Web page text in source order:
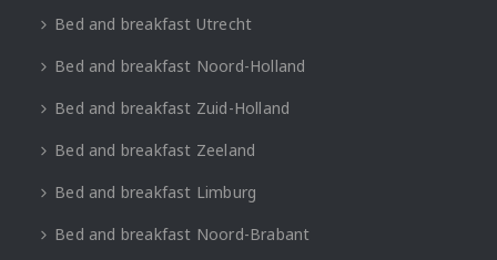
Bed and breakfast Utrecht
Bed and breakfast Noord-Holland
Bed and breakfast Zuid-Holland
Bed and breakfast Zeeland
Bed and breakfast Limburg
Bed and breakfast Noord-Brabant